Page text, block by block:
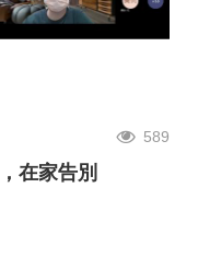
589
在家告別